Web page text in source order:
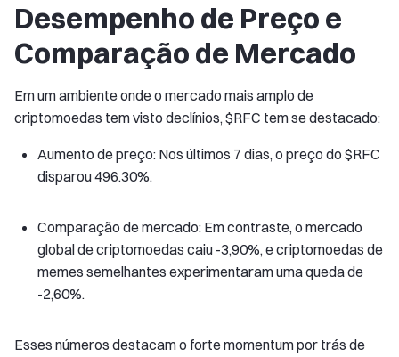
Desempenho de Preço e
Comparação de Mercado
Em um ambiente onde o mercado mais amplo de
criptomoedas tem visto declínios, $RFC tem se destacado:
Aumento de preço: Nos últimos 7 dias, o preço do $RFC
disparou 496.30%.
Comparação de mercado: Em contraste, o mercado
global de criptomoedas caiu -3,90%, e criptomoedas de
memes semelhantes experimentaram uma queda de
-2,60%.
Esses números destacam o forte momentum por trás de